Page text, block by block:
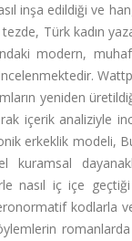
inşa edildiği ve
Türk kadın
modern,
yeniden
içerik analiziyle
erkeklik modeli,
kuramsal
nasıl iç içe geçtiği
kodlarla
romanlarda